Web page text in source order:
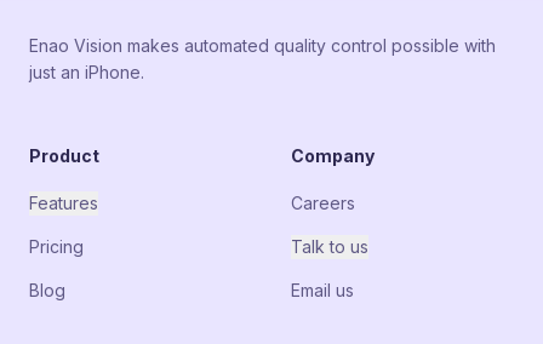
Enao Vision makes automated quality control possible with
just an iPhone.
Product
Features
Pricing
Blog
Company
Careers
Talk to us
Email us